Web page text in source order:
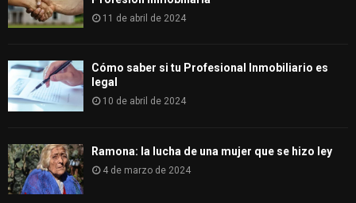
11 de abril de 2024
Cómo saber si tu Profesional Inmobiliario es
legal
10 de abril de 2024
Ramona: la lucha de una mujer que se hizo ley
4 de marzo de 2024